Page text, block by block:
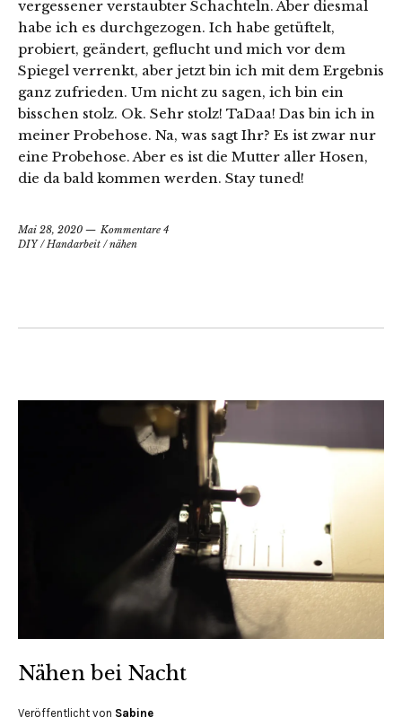
vergessener verstaubter Schachteln. Aber diesmal
habe ich es durchgezogen. Ich habe getüftelt,
probiert, geändert, geflucht und mich vor dem
Spiegel verrenkt, aber jetzt bin ich mit dem Ergebnis
ganz zufrieden. Um nicht zu sagen, ich bin ein
bisschen stolz. Ok. Sehr stolz! TaDaa! Das bin ich in
meiner Probehose. Na, was sagt Ihr? Es ist zwar nur
eine Probehose. Aber es ist die Mutter aller Hosen,
die da bald kommen werden. Stay tuned!
Mai 28, 2020
Kommentare 4
DIY/Handarbeit /nähen
Nähen bei Nacht
Veröffentlicht von Sabine